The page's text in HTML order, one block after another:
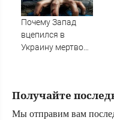
Киргизии: что
известно о
спасение, может
Почему Запад
вцепился в
Украину мертвой
политолога. Его
Получайте
Мы отправим вам